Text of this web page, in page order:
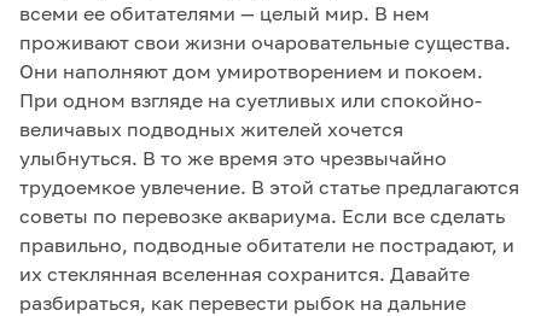
всеми ее обитателями — целый мир. В нем
проживают свои жизни очаровательные существа.
Они наполняют дом умиротворением и покоем.
При одном взгляде на суетливых или спокойно-
величавых подводных жителей хочется
улыбнуться. В то же время это чрезвычайно
трудоемкое увлечение. В этой статье предлагаются
советы по перевозке аквариума. Если все сделать
правильно, подводные обитатели не пострадают, и
их стеклянная вселенная сохранится. Давайте
разбираться, как перевести рыбок на дальние